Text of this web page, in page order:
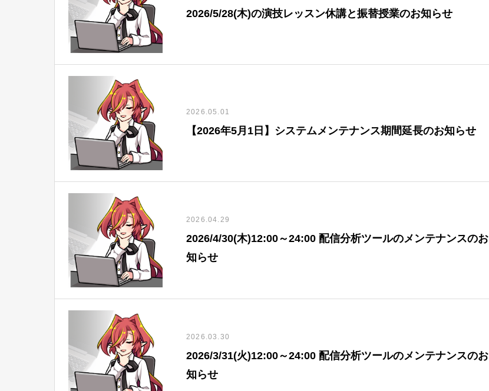
2026/5/28(木)の演技レッスン休講と振替授業のお知らせ
2026.05.01
【2026年5月1日】システムメンテナンス期間延長のお知らせ
2026.04.29
2026/4/30(木)12:00～24:00 配信分析ツールのメンテナンスのお
知らせ
2026.03.30
2026/3/31(火)12:00～24:00 配信分析ツールのメンテナンスのお
知らせ